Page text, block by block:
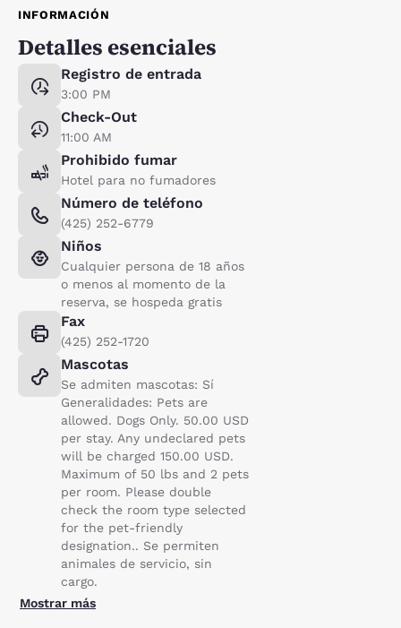
INFORMACIÓN
Detalles esenciales
Registro de entrada
3:00 PM
Check-Out
11:00 AM
Prohibido fumar
Hotel para no fumadores
Número de teléfono
(425) 252-6779
Niños
Cualquier persona de 18 años
o menos al momento de la
reserva, se hospeda gratis
Fax
(425) 252-1720
Mascotas
Se admiten mascotas: Sí
Generalidades: Pets are
allowed. Dogs Only. 50.00 USD
per stay. Any undeclared pets
will be charged 150.00 USD.
Maximum of 50 lbs and 2 pets
per room. Please double
check the room type selected
for the pet-friendly
designation.. Se permiten
animales de servicio, sin
cargo.
Mostrar más